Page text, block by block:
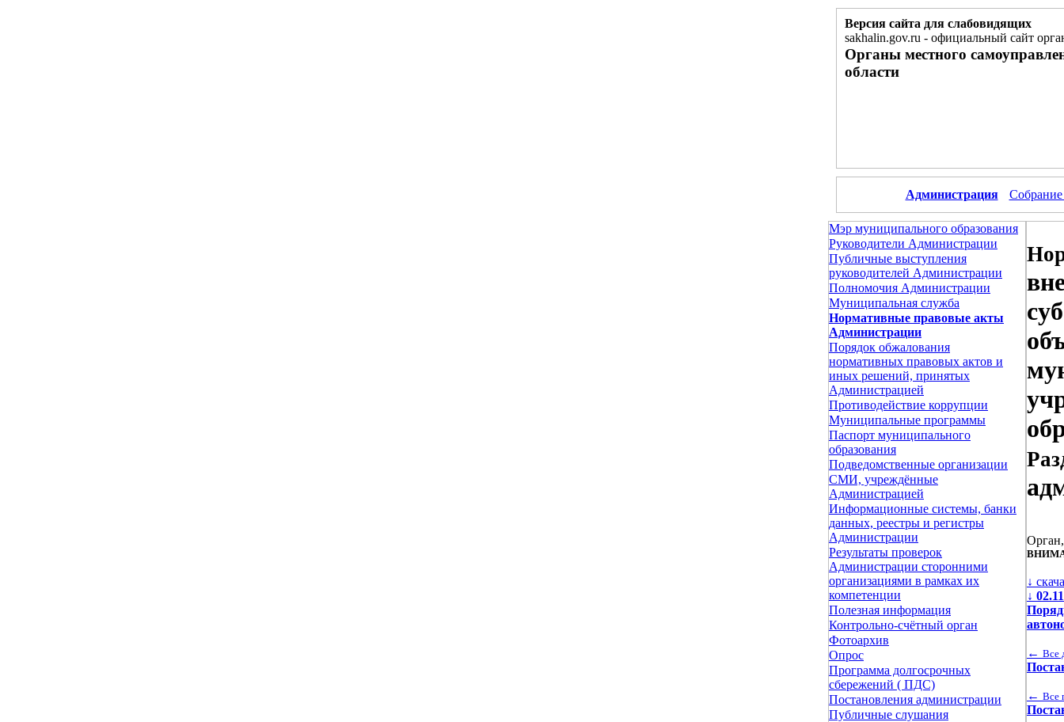
Версия сайта для слабовидящих
sakhalin.gov.ru - официальный сайт
Органы местного
области
Администрация Собрание
Мэр муниципального образования
Руководители Администрации
Публичные выступления
руководителей Администрации
Полномочия Администрации
Муниципальная служба
Нормативные правовые акты
Администрации
Порядок обжалования
нормативных правовых актов и
иных решений, принятых
Администрацией
Противодействие коррупции
Муниципальные программы
Паспорт муниципального
образования
Подведомственные организации
СМИ, учреждённые
Администрацией
Информационные системы, банки
данных, реестры и регистры
Администрации
Результаты проверок
Администрации сторонними
организациями в рамках их
компетенции
Полезная информация
Контрольно-счётный орган
Фотоархив
Опрос
Программа долгосрочных
сбережений ( ПДС)
Постановления администрации
Публичные слушания
↓
↓
← Все
← Все